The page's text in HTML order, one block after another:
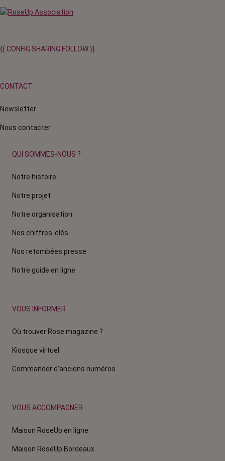
{{ CONFIG.SHARING.FOLLOW }}
CONTACT
Newsletter
Nous contacter
QUI SOMMES-NOUS ?
Notre histoire
Notre projet
Notre organisation
Nos chiffres-clés
Nos retombées presse
Notre guide en ligne
VOUS INFORMER
Où trouver Rose magazine ?
Kiosque virtuel
Commander d'anciens numéros
VOUS ACCOMPAGNER
Maison RoseUp en ligne
Maison RoseUp Bordeaux